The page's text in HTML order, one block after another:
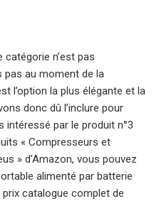
n’est pas
pas au moment de la
l’option la plus élégante et la
donc dû l’inclure pour
intéressé par le produit n°3
« Compresseurs et
» d'Amazon, vous pouvez
alimenté par batterie
catalogue complet de